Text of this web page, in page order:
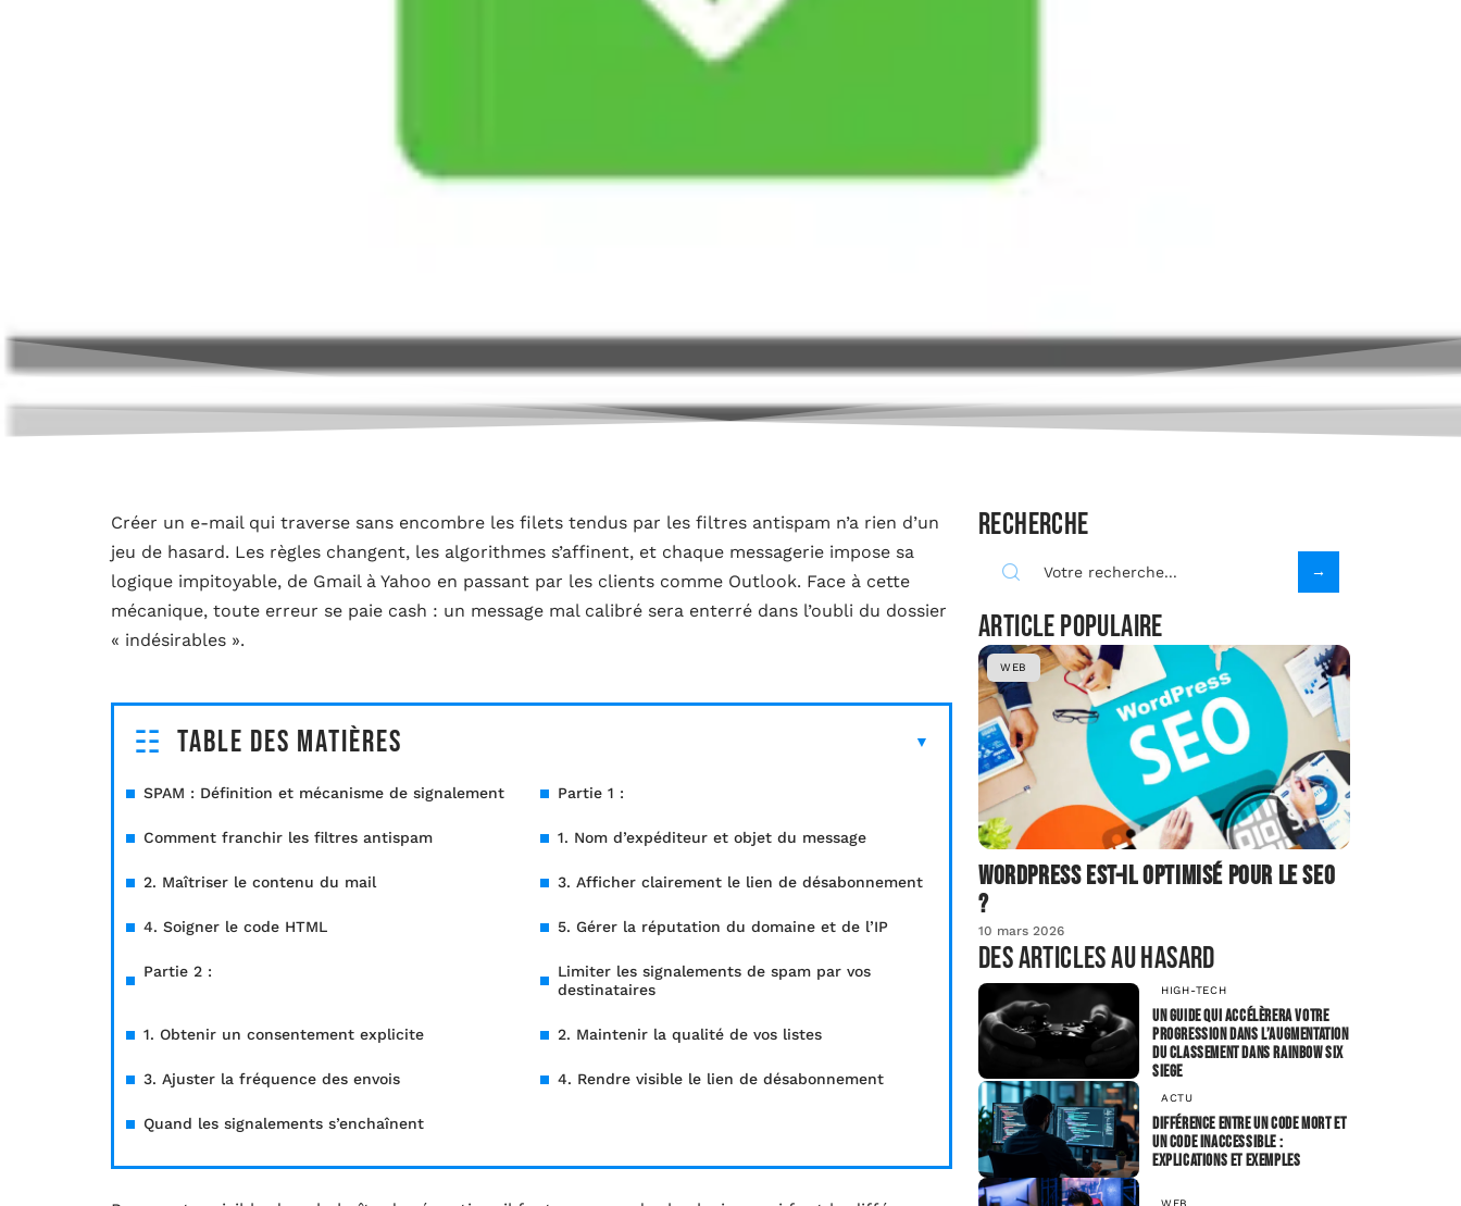
Créer un e-mail qui traverse sans encombre les filets tendus par les filtres antispam n’a rien d’un
jeu de hasard. Les règles changent, les algorithmes s’affinent, et chaque messagerie impose sa
logique impitoyable, de Gmail à Yahoo en passant par les clients comme Outlook. Face à cette
mécanique, toute erreur se paie cash : un message mal calibré sera enterré dans l’oubli du dossier
« indésirables ».
Table des matières
SPAM : Définition et mécanisme de signalement Partie 1 :
Comment franchir les filtres antispam 1. Nom d’expéditeur et objet du message
2. Maîtriser le contenu du mail 3. Afficher clairement le lien de désabonnement
4. Soigner le code HTML 5. Gérer la réputation du domaine et de l’IP
Partie 2 :
Limiter les signalements de spam par vos
destinataires
1. Obtenir un consentement explicite 2. Maintenir la qualité de vos listes
3. Ajuster la fréquence des envois 4. Rendre visible le lien de désabonnement
Quand les signalements s’enchaînent
Recherche
Article populaire
WEB
Wordpress est-il optimisé pour le SEO
?
10 mars 2026
Des articles au hasard
HIGH-TECH
Un guide qui accélèrera votre
progression dans l’augmentation
du classement dans Rainbow Six
Siege
ACTU
Différence entre un code mort et
un code inaccessible :
explications et exemples
WEB